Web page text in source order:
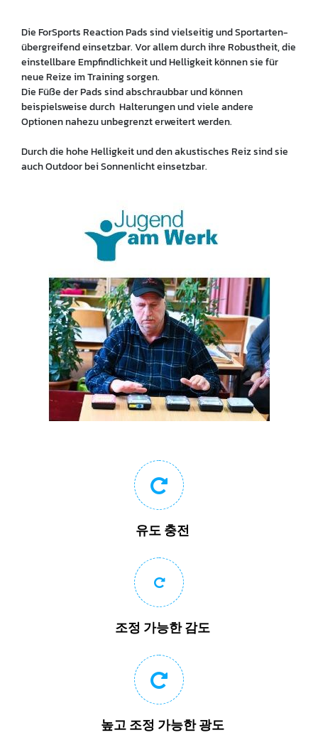
Die ForSports Reaction Pads sind vielseitig und Sportarten-
übergreifend einsetzbar. Vor allem durch ihre Robustheit, die
einstellbare Empfindlichkeit und Helligkeit können sie für
neue Reize im Training sorgen.
Die Füße der Pads sind abschraubbar und können
beispielsweise durch Halterungen und viele andere
Optionen nahezu unbegrenzt erweitert werden.
Durch die hohe Helligkeit und den akustisches Reiz sind sie
auch Outdoor bei Sonnenlicht einsetzbar.
유도 충전
조정 가능한 감도
높고 조정 가능한 광도